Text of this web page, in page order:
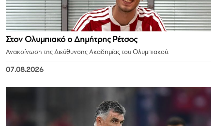
Στον Ολυμπιακό ο Δημήτρης Ρέτσος
Ανακοίνωση της Διεύθυνσης Ακαδημίας του Ολυμπιακού.
07.08.2026